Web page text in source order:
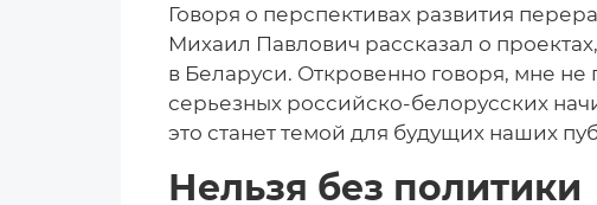
Говоря о перспективах развития
Михаил Павлович рассказал о
в Беларуси. Откровенно говоря, мне
серьезных российско-белорусских
это станет темой для будущих наших
Нельзя без политики